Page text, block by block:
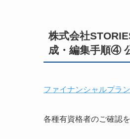
株式会社
成・編集手順④
ファイナンシャルプラ
各種有資格者のご確認